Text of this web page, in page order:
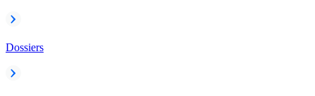
Dossiers